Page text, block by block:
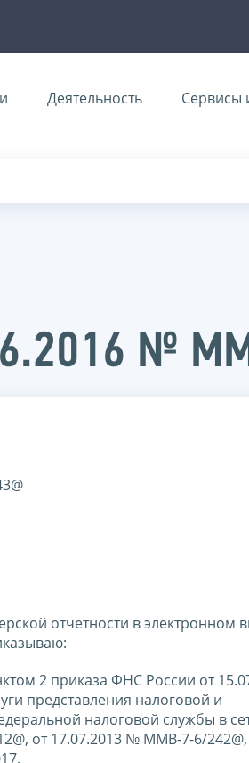
Деятельность Сервисы
№
отчетности в электронном
2 приказа ФНС России от
представления налоговой и
налоговой службы в
от 17.07.2013 № ММВ-7-6/242@,